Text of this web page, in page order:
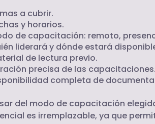
a cubrir.
y horarios.
de capacitación: remoto,
liderará y dónde estará
de lectura previo.
precisa de las capacitaciones.
completa de
del modo de capacitación
es irremplazable, ya que